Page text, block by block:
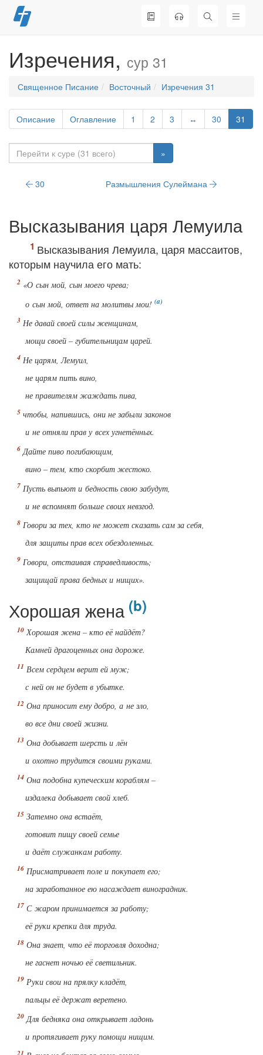
Перейти
к
Изречения, сур 31
Священное Писание Восточный Изречения 31
Описание Оглавление 1 2 3 ↔ 30 31
»
30 Размышления Сулеймана
Высказывания царя Лемуила
Высказывания Лемуила, царя массаитов,
которым научила его мать:
«О сын мой, сын моего чрева;
о сын мой, ответ на молитвы мои!
Не давай своей силы женщинам,
мощи своей – губительницам царей.
Не царям, Лемуил,
не царям пить вино,
не правителям жаждать пива,
чтобы, напившись, они не забыли законов
и не отняли прав у всех угнетённых.
Дайте пиво погибающим,
вино – тем, кто скорбит жестоко.
Пусть выпьют и бедность свою забудут,
и не вспомнят больше своих невзгод.
Говори за тех, кто не может сказать сам за себя,
для защиты прав всех обездоленных.
Говори, отстаивая справедливость;
защищай права бедных и нищих».
Хорошая жена
Хорошая жена – кто её найдёт?
Камней драгоценных она дороже.
Всем сердцем верит ей муж;
с ней он не будет в убытке.
Она приносит ему добро, а не зло,
во все дни своей жизни.
Она добывает шерсть и лён
и охотно трудится своими руками.
Она подобна купеческим кораблям –
издалека добывает свой хлеб.
Затемно она встаёт,
готовит пищу своей семье
и даёт служанкам работу.
Присматривает поле и покупает его;
на заработанное ею насаждает виноградник.
С жаром принимается за работу;
её руки крепки для труда.
Она знает, что её торговля доходна;
не гаснет ночью её светильник.
Руки свои на прялку кладёт,
пальцы её держат веретено.
Для бедняка она открывает ладонь
и протягивает руку помощи нищим.